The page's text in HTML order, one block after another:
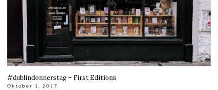
#dublindonnerstag – First Editions
Oktober 1, 2017